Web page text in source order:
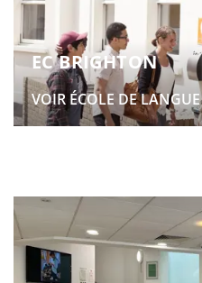
EC BRIGHTON
VOIR ÉCOLE DELANGUE